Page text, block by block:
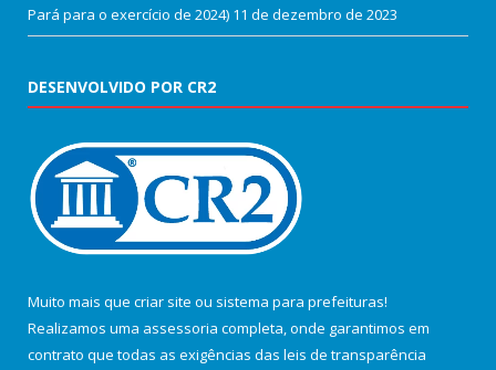
Pará para o exercício de 2024) 11 de dezembro de 2023
DESENVOLVIDO POR CR2
Muito mais que criar site ou sistema para prefeituras!
Realizamos uma assessoria completa, onde garantimos em
contrato que todas as exigências das leis de transparência